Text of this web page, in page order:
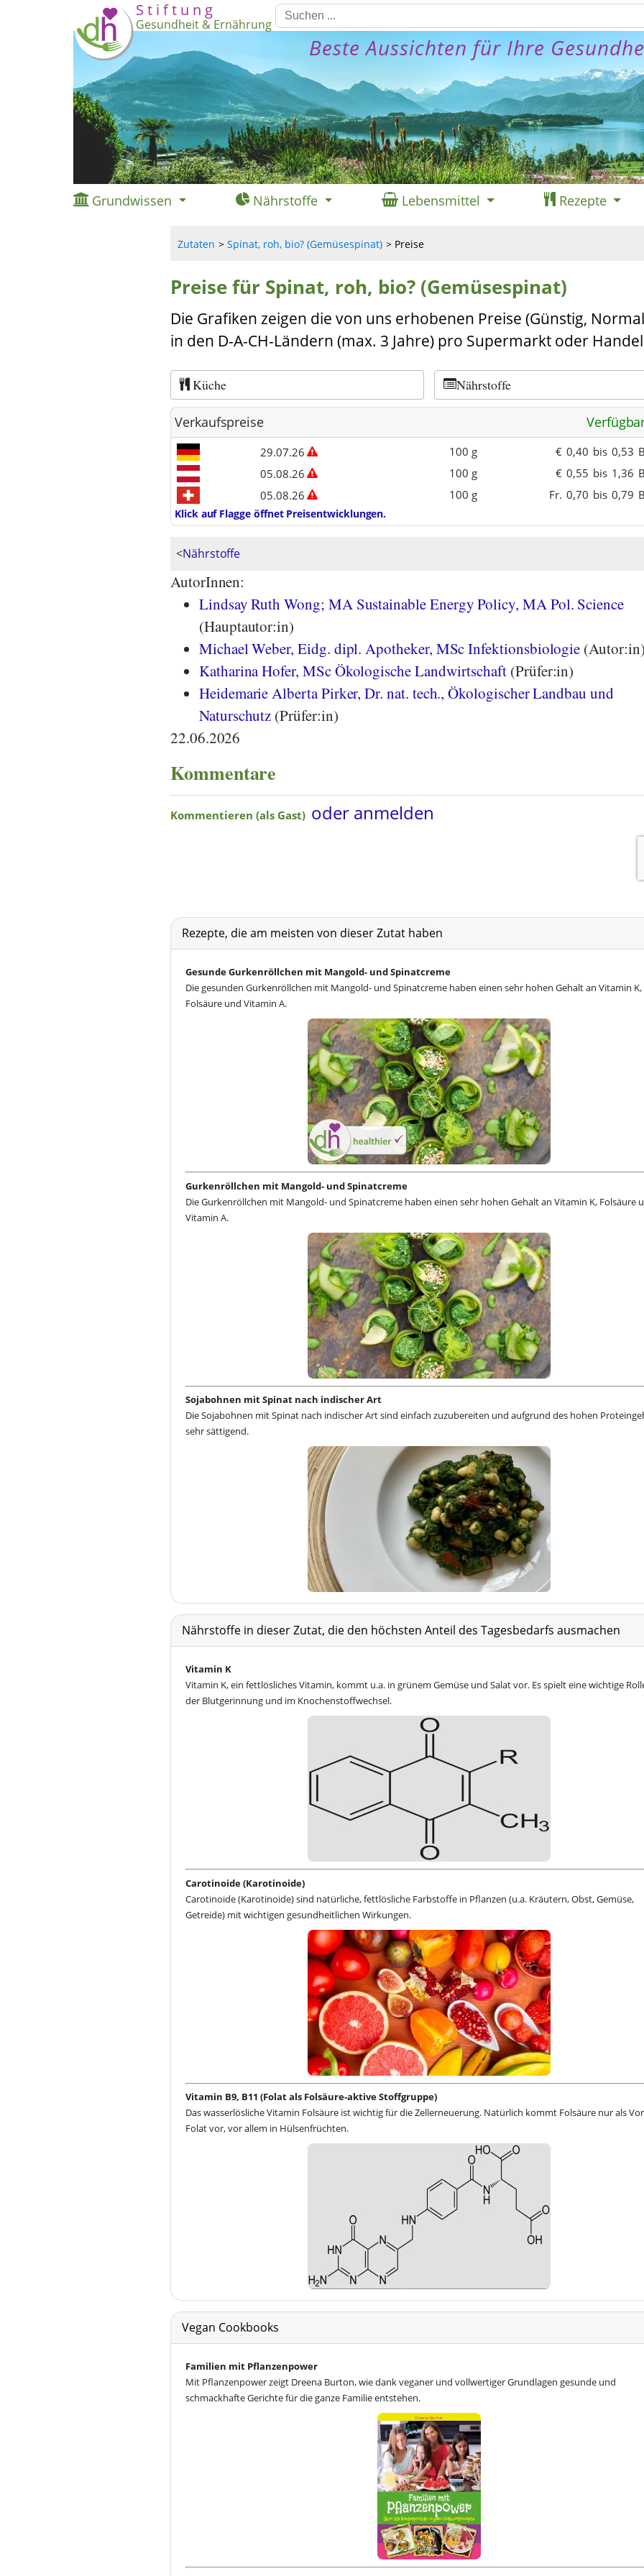
S t i f t u n g
Gesundheit & Ernährung
Beste Aussichten für Ihre
Grundwissen Nährstoffe Lebensmittel Rezepte
Zutaten Spinat, roh, bio? (Gemüsespinat) Preise
Preise für Spinat, roh, bio? (Gemüsespinat)
Die Grafiken zeigen die von uns erhobenen Preise (Günstig,
in den D-A-CH-Ländern (max. 3 Jahre) pro Supermarkt oder
Küche Nährstoffe
Verkaufspreise
29.07.26 100 g € 0,40 bis 0,53
05.08.26
100 g € 0,55 bis 1,36
05.08.26
100 g Fr. 0,70 bis 0,79
Klick auf Flagge öffnet Preisentwicklungen.
<Nährstoffe
AutorInnen:
Lindsay Ruth Wong; MA Sustainable Energy Policy, MA Pol. Science
(Hauptautor:in)
Michael Weber, Eidg. dipl. Apotheker, MSc Infektionsbiologie
Katharina Hofer, MSc Ökologische Landwirtschaft (Prüfer:in)
Heidemarie Alberta Pirker, Dr. nat. tech., Ökologischer Landbau und
Naturschutz (Prüfer:in)
22.06.2026
Kommentare
Rezepte, die am meisten von dieser Zutat haben
Gesunde Gurkenröllchen mit Mangold- und Spinatcreme
Die gesunden Gurkenröllchen mit Mangold- und Spinatcreme haben einen sehr hohen Gehalt an Vitamin K,
Folsäure und Vitamin A.
Gurkenröllchen mit Mangold- und Spinatcreme
Die Gurkenröllchen mit Mangold- und Spinatcreme haben einen sehr hohen Gehalt an Vitamin K, Folsäure
Vitamin A.
Sojabohnen mit Spinat nach indischer Art
Die Sojabohnen mit Spinat nach indischer Art sind einfach zuzubereiten und aufgrund des hohen
sehr sättigend.
Nährstoffe in dieser Zutat, die den höchsten Anteil des Tagesbedarfs ausmachen
Vitamin K
Vitamin K, ein fettlösliches Vitamin, kommt u.a. in grünem Gemüse und Salat vor. Es spielt eine wichtige
der Blutgerinnung und im Knochenstoffwechsel.
Carotinoide (Karotinoide)
Carotinoide (Karotinoide) sind natürliche, fettlösliche Farbstoffe in Pflanzen (u.a. Kräutern, Obst, Gemüse,
Getreide) mit wichtigen gesundheitlichen Wirkungen.
Vitamin B9, B11 (Folat als Folsäure-aktive Stoffgruppe)
Das wasserlösliche Vitamin Folsäure ist wichtig für die Zellerneuerung. Natürlich kommt Folsäure nur als
Folat vor, vor allem in Hülsenfrüchten.
Vegan Cookbooks
Familien mit Pflanzenpower
Mit Pflanzenpower zeigt Dreena Burton, wie dank veganer und vollwertiger Grundlagen gesunde und
schmackhafte Gerichte für die ganze Familie entstehen.